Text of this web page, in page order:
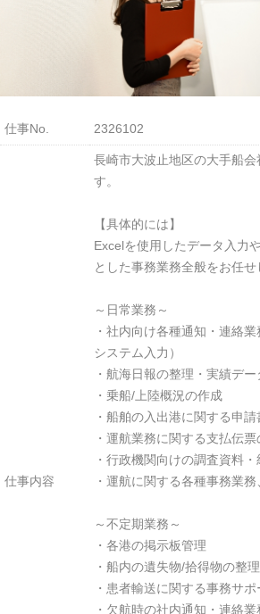
仕事No. 2326102
仕事内容
長崎市大波止地区の大手船
す。
【具体的には】
Excelを使用したデータ入力
とした事務業務全般をお任せ
～日常業務～
・社内向け各種通知・連絡
システム入力）
・航海日報の整理・実績デー
・乗船/上陸概況の作成
・船舶の入出港に関する申
・運航業務に関する支払伝
・行政機関向けの調査資料
・運航に関する各種事務業
～不定期業務～
・各港の掲示板管理
・船内の遺失物/拾得物の整理
・患者輸送に関する事務サポ
・欠航時の社内通知・連絡業